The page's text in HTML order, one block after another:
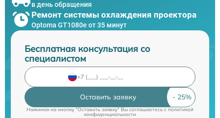
в день обращения
Ремонт системы охлаждения проектора
Optoma GT1080e от 35 минут
Бесплатная консультация со
специалистом
Оставить заявку
Нажимая на кнопку "Оставить заявку" Вы соглашаетесь cполитикой
конфиденциальности